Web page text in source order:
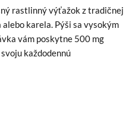
rastlinný výťažok z tradičnej
karela. Pýši sa vysokým
vám poskytne 500 mg
každodennú